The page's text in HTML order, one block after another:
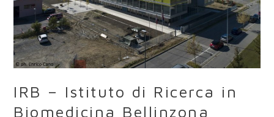
IRB – Istituto di Ricerca in
Biomedicina Bellinzona
Biomedicina
Bellinzona